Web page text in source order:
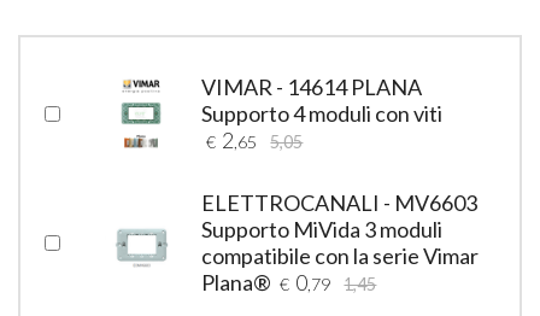
VIMAR - 14614 PLANA
Supporto 4 moduli con viti
€ 2 ,65 5,05
ELETTROCANALI - MV6603
Supporto MiVida 3 moduli
compatibile con la serie Vimar
Plana® € 0 ,79 1,45